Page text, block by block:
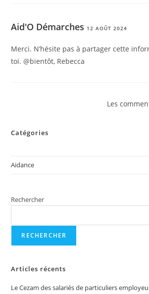
Aid'O Démarches 12 AOÛT 2024
Merci. N’hésite pas à partager cette
toi. @bientôt, Rebecca
Les
Catégories
Aidance
Rechercher
RECHERCHER
Articles récents
Le Cezam des salariés de particuliers